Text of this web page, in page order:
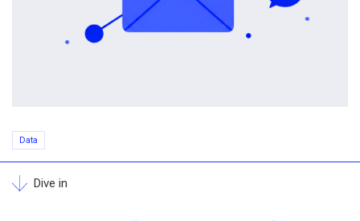
Data
Dive in